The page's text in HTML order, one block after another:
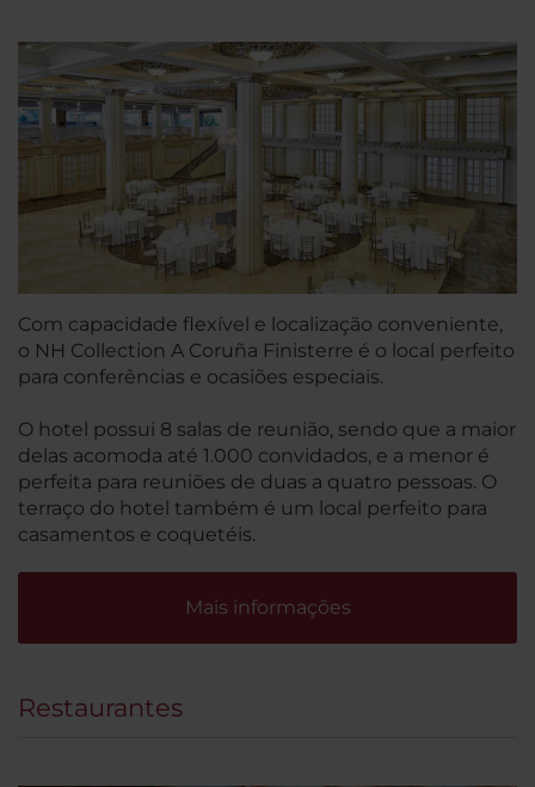
Com capacidade flexível e localização conveniente,
o NH Collection A Coruña Finisterre é o local perfeito
para conferências e ocasiões especiais.
O hotel possui 8 salas de reunião, sendo que a maior
delas acomoda até 1.000 convidados, e a menor é
perfeita para reuniões de duas a quatro pessoas. O
terraço do hotel também é um local perfeito para
casamentos e coquetéis.
Mais informações
Restaurantes